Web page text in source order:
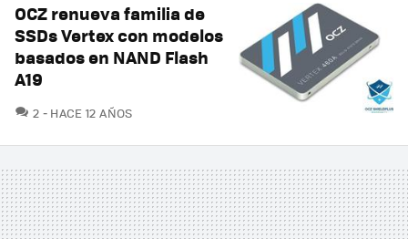
OCZ renueva familia de
SSDs Vertex con modelos
basados en NAND Flash
A19
2 COMENTARIOS
HACE 12 AÑOS